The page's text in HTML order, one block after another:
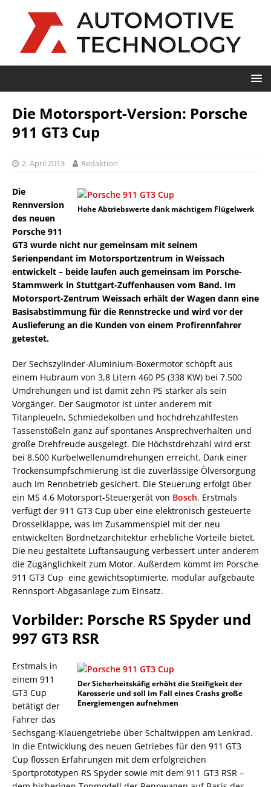
Die Motorsport-Version: Porsche
911 GT3 Cup
2. April 2013 Redaktion
Hohe Abtriebswerte dank mächtigem Flügelwerk
Die
Rennversion
des neuen
Porsche 911
GT3 wurde nicht nur gemeinsam mit seinem
Serienpendant im Motorsportzentrum in Weissach
entwickelt – beide laufen auch gemeinsam im Porsche-
Stammwerk in Stuttgart-Zuffenhausen vom Band. Im
Motorsport-Zentrum Weissach erhält der Wagen dann eine
Basisabstimmung für die Rennstrecke und wird vor der
Auslieferung an die Kunden von einem Profirennfahrer
getestet.
Der Sechszylinder-Aluminium-Boxermotor schöpft aus
einem Hubraum von 3,8 Litern 460 PS (338 KW) bei 7.500
Umdrehungen und ist damit zehn PS stärker als sein
Vorgänger. Der Saugmotor ist unter anderem mit
Titanpleueln, Schmiedekolben und hochdrehzahlfesten
Tassenstößeln ganz auf spontanes Ansprechverhalten und
große Drehfreude ausgelegt. Die Höchstdrehzahl wird erst
bei 8.500 Kurbelwellenumdrehungen erreicht. Dank einer
Trockensumpfschmierung ist die zuverlässige Ölversorgung
auch im Rennbetrieb gesichert. Die Steuerung erfolgt über
ein MS 4.6 Motorsport-Steuergerät von Bosch. Erstmals
verfügt der 911 GT3 Cup über eine elektronisch gesteuerte
Drosselklappe, was im Zusammenspiel mit der neu
entwickelten Bordnetzarchitektur erhebliche Vorteile bietet.
Die neu gestaltete Luftansaugung verbessert unter anderem
die Zugänglichkeit zum Motor. Außerdem kommt im Porsche
911 GT3 Cup eine gewichtsoptimierte, modular aufgebaute
Rennsport-Abgasanlage zum Einsatz.
Vorbilder: Porsche RS Spyder und
997 GT3 RSR
Der Sicherheitskäfig erhöht die Steifigkeit der
Karosserie und soll im Fall eines Crashs große
Energiemengen aufnehmen
Erstmals in
einem 911
GT3 Cup
betätigt der
Fahrer das
Sechsgang-Klauengetriebe über Schaltwippen am Lenkrad.
In die Entwicklung des neuen Getriebes für den 911 GT3
Cup flossen Erfahrungen mit dem erfolgreichen
Sportprototypen RS Spyder sowie mit dem 911 GT3 RSR –